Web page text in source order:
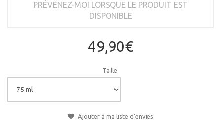
PRÉVENEZ-MOI LORSQUE LE PRODUIT EST
DISPONIBLE
49,90€
Taille
Ajouter à ma liste d'envies